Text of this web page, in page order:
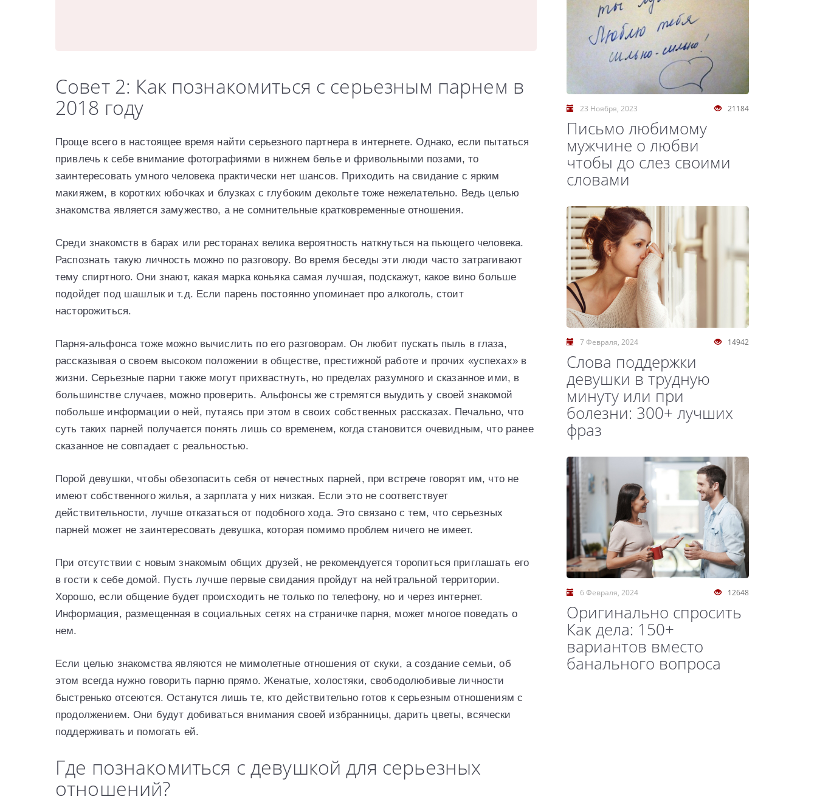
Совет 2: Как познакомиться с серьезным парнем в
2018 году
Проще всего в настоящее время найти серьезного партнера в интернете. Однако, если пытаться
привлечь к себе внимание фотографиями в нижнем белье и фривольными позами, то
заинтересовать умного человека практически нет шансов. Приходить на свидание с ярким
макияжем, в коротких юбочках и блузках с глубоким декольте тоже нежелательно. Ведь целью
знакомства является замужество, а не сомнительные кратковременные отношения.
Среди знакомств в барах или ресторанах велика вероятность наткнуться на пьющего человека.
Распознать такую личность можно по разговору. Во время беседы эти люди часто затрагивают
тему спиртного. Они знают, какая марка коньяка самая лучшая, подскажут, какое вино больше
подойдет под шашлык и т.д. Если парень постоянно упоминает про алкоголь, стоит
насторожиться.
Парня-альфонса тоже можно вычислить по его разговорам. Он любит пускать пыль в глаза,
рассказывая о своем высоком положении в обществе, престижной работе и прочих «успехах» в
жизни. Серьезные парни также могут прихвастнуть, но пределах разумного и сказанное ими, в
большинстве случаев, можно проверить. Альфонсы же стремятся выудить у своей знакомой
побольше информации о ней, путаясь при этом в своих собственных рассказах. Печально, что
суть таких парней получается понять лишь со временем, когда становится очевидным, что ранее
сказанное не совпадает с реальностью.
Порой девушки, чтобы обезопасить себя от нечестных парней, при встрече говорят им, что не
имеют собственного жилья, а зарплата у них низкая. Если это не соответствует
действительности, лучше отказаться от подобного хода. Это связано с тем, что серьезных
парней может не заинтересовать девушка, которая помимо проблем ничего не имеет.
При отсутствии с новым знакомым общих друзей, не рекомендуется торопиться приглашать его
в гости к себе домой. Пусть лучше первые свидания пройдут на нейтральной территории.
Хорошо, если общение будет происходить не только по телефону, но и через интернет.
Информация, размещенная в социальных сетях на страничке парня, может многое поведать о
нем.
Если целью знакомства являются не мимолетные отношения от скуки, а создание семьи, об
этом всегда нужно говорить парню прямо. Женатые, холостяки, свободолюбивые личности
быстренько отсеются. Останутся лишь те, кто действительно готов к серьезным отношениям с
продолжением. Они будут добиваться внимания своей избранницы, дарить цветы, всячески
поддерживать и помогать ей.
Где познакомиться с девушкой для серьезных
отношений?
21184
23 Ноября, 2023
Письмо любимому
мужчине о любви
чтобы до слез своими
словами
14942
7 Февраля, 2024
Слова поддержки
девушки в трудную
минуту или при
болезни: 300+ лучших
фраз
12648
6 Февраля, 2024
Оригинально спросить
Как дела: 150+
вариантов вместо
банального вопроса